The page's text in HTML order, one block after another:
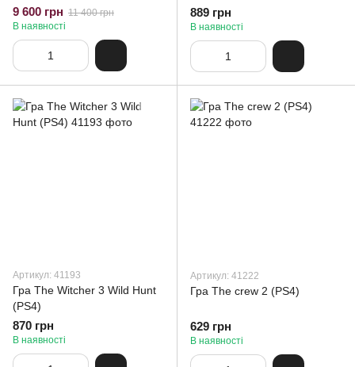
9 600 грн 11 400 грн
В наявності
889 грн
В наявності
Артикул: 41193
Гра The Witcher 3 Wild Hunt
(PS4)
870 грн
В наявності
Артикул: 41222
Гра The crew 2 (PS4)
629 грн
В наявності